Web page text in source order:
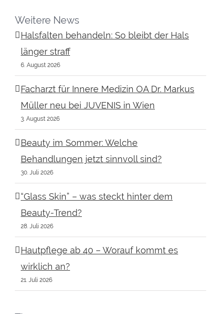
Weitere News
Halsfalten behandeln: So bleibt der Hals
länger straff
6. August 2026
Facharzt für Innere Medizin OA Dr. Markus
Müller neu bei JUVENIS in Wien
3. August 2026
Beauty im Sommer: Welche
Behandlungen jetzt sinnvoll sind?
30. Juli 2026
“Glass Skin” – was steckt hinter dem
Beauty-Trend?
28. Juli 2026
Hautpflege ab 40 – Worauf kommt es
wirklich an?
21. Juli 2026